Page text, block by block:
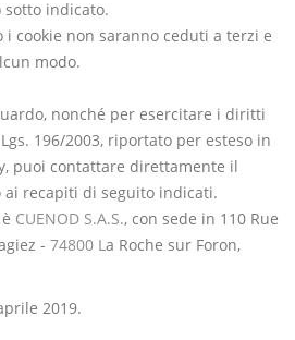
sotto indicato.
cookie non saranno ceduti a terzi e
modo.
nonché per esercitare i diritti
196/2003, riportato per esteso in
puoi contattare direttamente il
recapiti di seguito indicati.
CUENOD S.A.S., con sede in 110 Rue
- 74800 La Roche sur Foron,
2019.